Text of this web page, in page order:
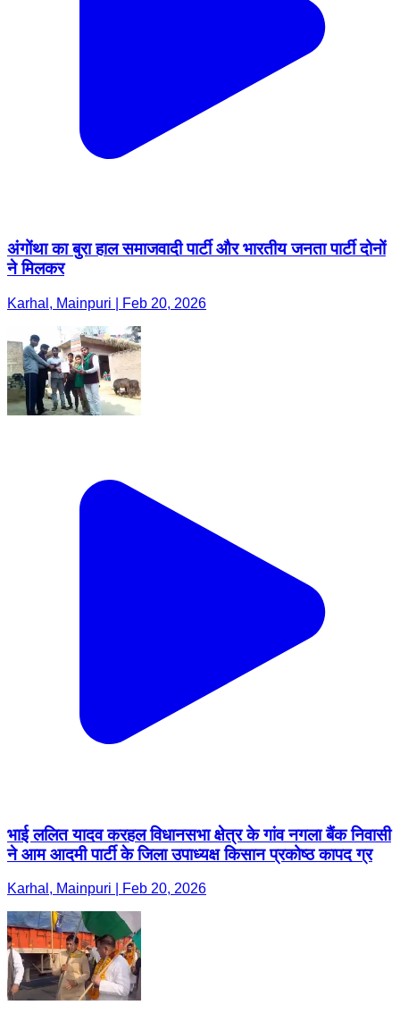
अंगोंथा का बुरा हाल समाजवादी पार्टी और भारतीय जनता पार्टी दोनों
ने मिलकर
Karhal, Mainpuri | Feb 20, 2026
भाई ललित यादव करहल विधानसभा क्षेत्र के गांव नगला बैंक निवासी
ने आम आदमी पार्टी के जिला उपाध्यक्ष किसान प्रकोष्ठ कापद ग्र
Karhal, Mainpuri | Feb 20, 2026